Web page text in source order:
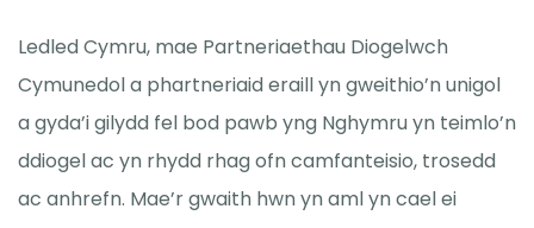
Ledled Cymru, mae Partneriaethau Diogelwch
Cymunedol a phartneriaid eraill yn gweithio’n unigol
a gyda’i gilydd fel bod pawb yng Nghymru yn teimlo’n
ddiogel ac yn rhydd rhag ofn camfanteisio, trosedd
ac anhrefn. Mae’r gwaith hwn yn aml yn cael ei